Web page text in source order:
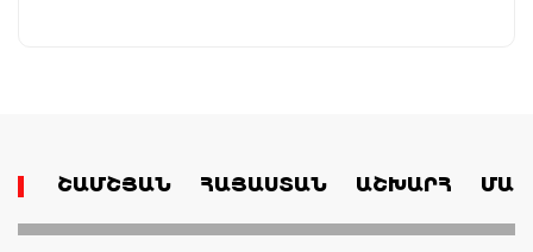
ՇԱՄՇՅԱՆ ՀԱՅԱՍՏԱՆ ԱՇԽԱՐՀ